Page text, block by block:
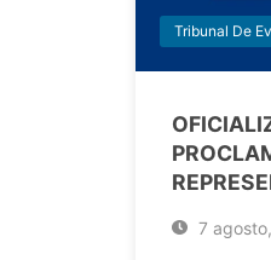
Tribunal De
7